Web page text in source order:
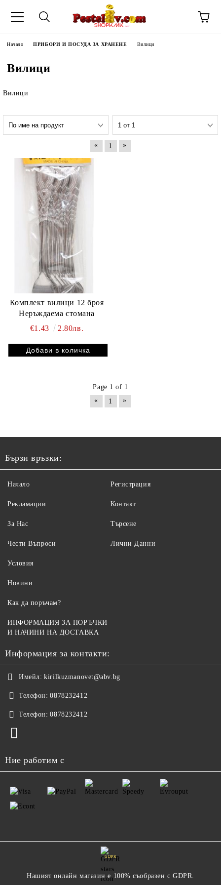
НА
Начало ПРИБОРИ И ПОСУДА ЗА ХРАНЕНЕ Вилици
Вилици
Вилици
« 1 »
Комплект вилици 12 броя
Неръждаема стомана
€1.43
2.80лв.
Page 1 of 1
«
1 »
Бързи връзки:
Начало
Рекламации
За Нас
Чести Въпроси
Регистрация
Контакт
Търсене
Лични Данни
Условия
Новини
Как да поръчам?
ИНФОРМАЦИЯ ЗА ПОРЪЧКИ
И НАЧИНИ НА ДОСТАВКА
Информация за контакти:
Имейл: kirilkuzmanovet@abv.bg
Телефон: 0878232412
Телефон: 0878232412
Ние работим с
GDPR
Нашият онлайн магазин е 100% съобразен с GDPR.